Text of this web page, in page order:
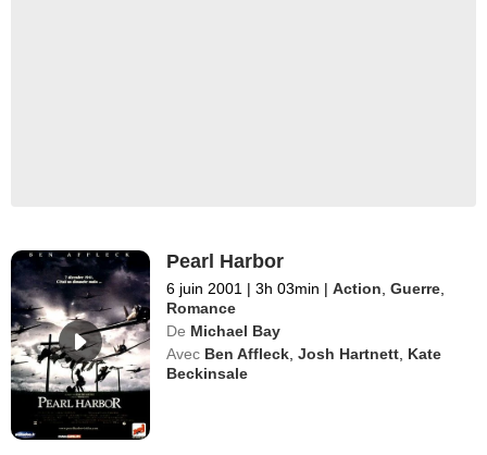
Pearl Harbor
6 juin 2001 | 3h 03min | Action ,Guerre
Romance
De Michael Bay
Avec Ben Affleck ,Josh Hartnett Kate
Beckinsale